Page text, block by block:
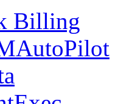
Billing